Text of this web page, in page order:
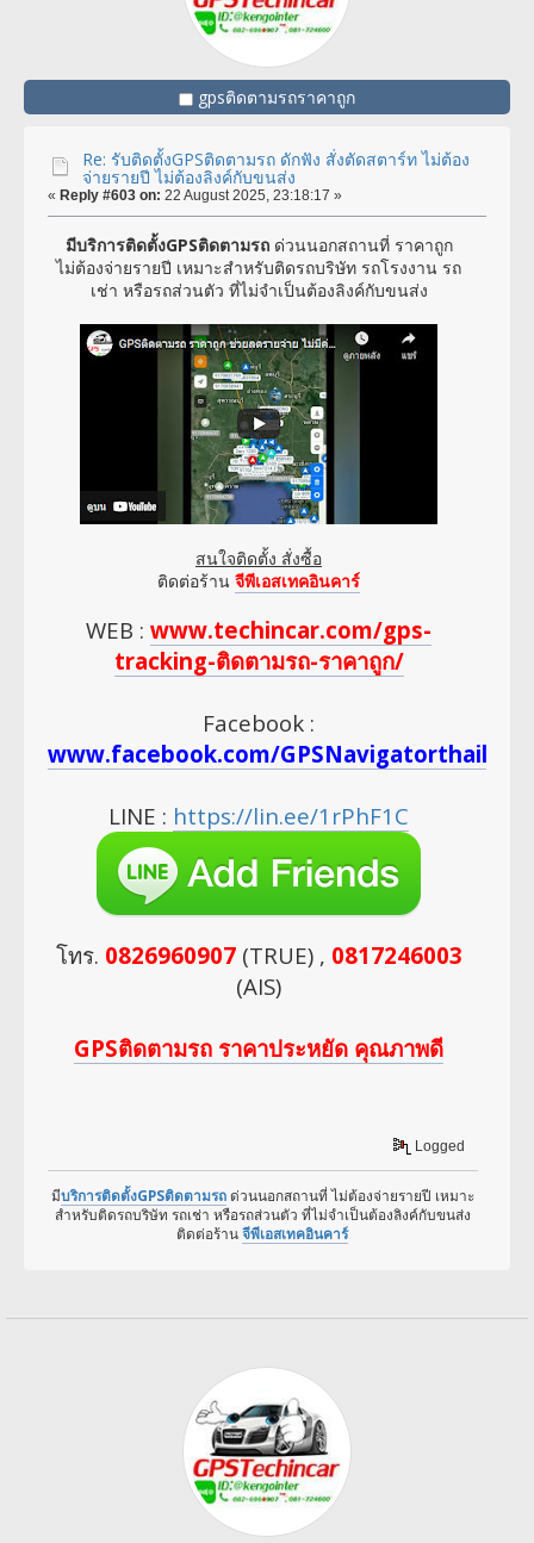
gpsติดตามรถราคาถูก
Re: รับติดตั้งGPSติดตามรถ ดักฟัง สั่งตัดสตาร์ท ไม่ต้อง
จ่ายรายปี ไม่ต้องลิงค์กับขนส่ง
« Reply #603 on: 22 August 2025, 23:18:17 »
มีบริการติดตั้งGPSติดตามรถด่วนนอกสถานที่ ราคาถูก
ไม่ต้องจ่ายรายปี เหมาะสำหรับติดรถบริษัท รถโรงงาน รถ
เช่า หรือรถส่วนตัว ที่ไม่จำเป็นต้องลิงค์กับขนส่ง
สนใจติดตั้ง สั่งซื้อ
ติดต่อร้าน จีพีเอสเทคอินคาร์
WEB : www.techincar.com/gps-
tracking-ติดตามรถ-ราคาถูก/
Facebook :
www.facebook.com/
LINE : https://lin.ee/1rPhF1C
โทร. 0826960907(TRUE) , 0817246003
(AIS)
GPSติดตามรถ ราคาประหยัด คุณภาพดี
Logged
มีบริการติดตั้งGPSติดตามรถด่วนนอกสถานที่ ไม่ต้องจ่ายรายปี เหมาะ
สำหรับติดรถบริษัท รถเช่า หรือรถส่วนตัว ที่ไม่จำเป็นต้องลิงค์กับขนส่ง
ติดต่อร้านจีพีเอสเทคอินคาร์